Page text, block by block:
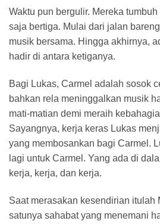
Waktu pun bergulir. Mereka
saja bertiga. Mulai dari jalan
musik bersama. Hingga akhirnya,
hadir di antara ketiganya.
Bagi Lukas, Carmel adalah sosok
bahkan rela meninggalkan musik
mati-matian demi meraih
Sayangnya, kerja keras Lukas
yang membosankan bagi Carmel.
lagi untuk Carmel. Yang ada di
kerja, kerja, dan kerja.
Saat merasakan kesendirian itulah
satunya sahabat yang menemani